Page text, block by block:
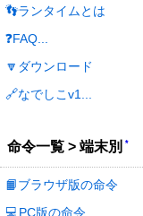
👣ランタイムとは
❓FAQ...
🔽ダウンロード
🔗なでしこv1...
命令一覧 > 端末別 *
📙ブラウザ版の命令
💻PC版の命令